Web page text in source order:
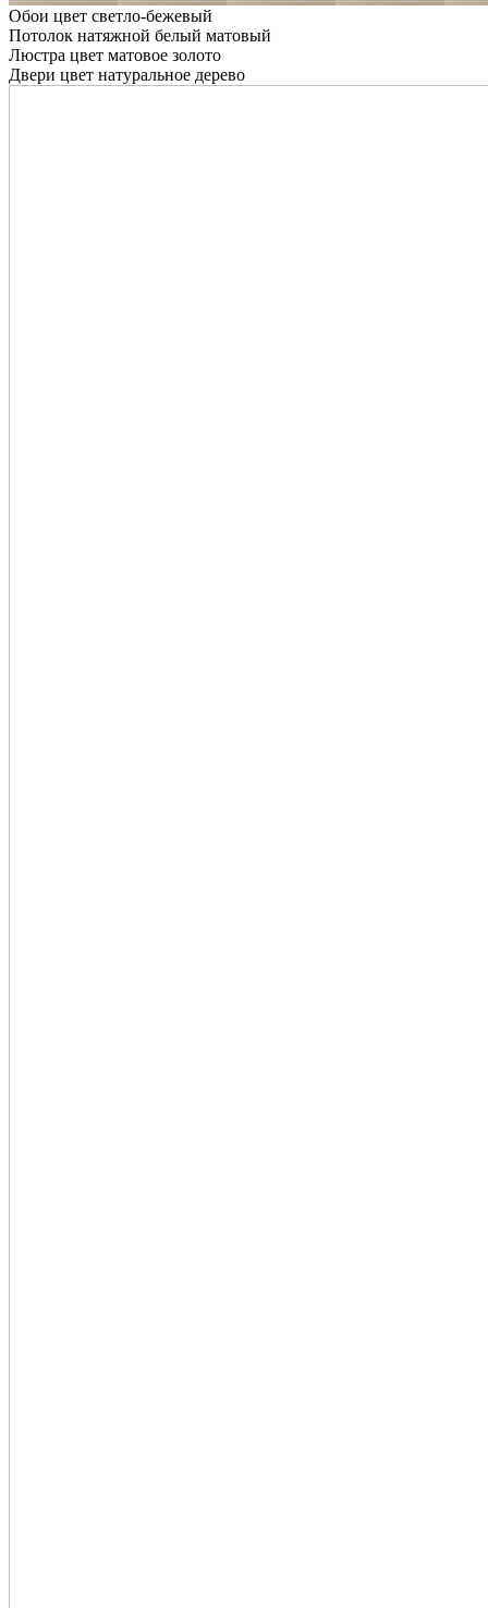
Обои цвет светло-бежевый
Потолок натяжной белый матовый
Люстра цвет матовое золото
Двери цвет натуральное дерево